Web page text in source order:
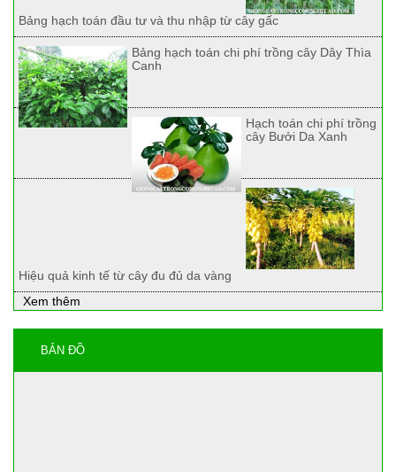
Bảng hạch toán đầu tư và thu nhập từ cây gấc
Bảng hạch toán chi phí trồng cây Dây Thìa
Canh
Hạch toán chi phí trồng
cây Bưởi Da Xanh
Hiệu quả kinh tế từ cây đu đủ da vàng
Xem thêm
BẢN ĐỒ